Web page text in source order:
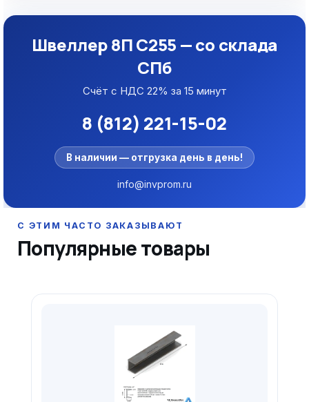
Швеллер 8П С255 — со склада
СПб
Счёт с НДС 22% за 15 минут
8 (812) 221-15-02
В наличии — отгрузка день в день!
info@invprom.ru
Популярные товары